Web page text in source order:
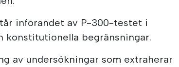
införandet av P-300-testet i
konstitutionella begränsningar.
av undersökningar som extraherar